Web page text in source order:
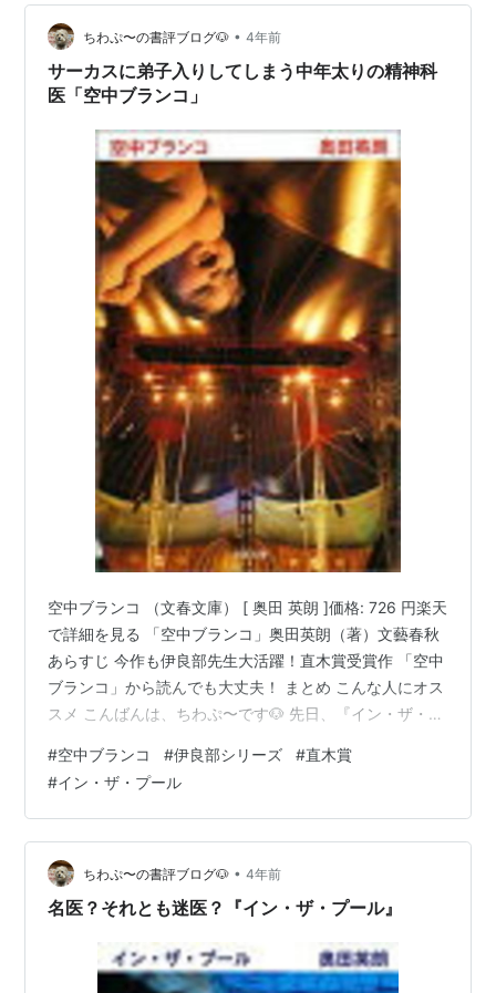
じて、コースが分けられ、それぞれのコースのなかで秩
序が保たれています。たまに、初・中級者コースで思い
っきりクロールやバタフライで、秩序を身だす人（なぜ
か、男の高齢者に多い）がいますが、基本的には黙々
ちわぷ〜の書評ブログ🐶 • 4年前
サーカスに弟子入りしてしまう中年太りの精神科
医「空中ブランコ」
空中ブランコ （文春文庫） [ 奥田 英朗 ]価格: 726 円楽天
で詳細を見る 「空中ブランコ」奥田英朗（著）文藝春秋
あらすじ 今作も伊良部先生大活躍！直木賞受賞作 「空中
ブランコ」から読んでも大丈夫！ まとめ こんな人にオス
スメ こんばんは、ちわぷ〜です🐶 先日、『イン・ザ・プ
その精神科医・伊良部シリーズの第二弾をご紹介いたし
ます＊ オムニバス作品なので前作とは話が繋がっておら
ず、本作から入っても違和感無く読めます！シリーズ二
作目「空中ブランコ」は、直木賞受賞作の良作です♪ 「空
中ブランコ」奥田英朗（著）文藝春秋 あらすじ 風変わり
な精…
#空中ブランコ #伊良部シリーズ #直木賞
#イン・ザ・プール
ちわぷ〜の書評ブログ🐶 • 4年前
名医？それとも迷医？『イン・ザ・プール』